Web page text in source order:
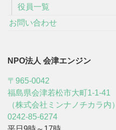
役員一覧
お問い合わせ
NPO法人 会津エンジン
〒965-0042
福島県会津若松市大町1-1-41
（株式会社ミンナノチカラ内）
0242-85-6274